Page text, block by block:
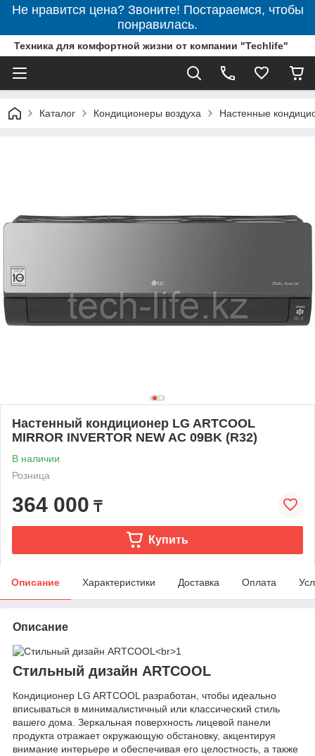
Не нравится цена? Звоните! Постараемся, чтобы
понравилась.
Техника для комфортной жизни от компании "Techlife"
Каталог Кондиционеры воздуха Настенные
Настенный кондиционер LG ARTCOOL
MIRROR INVERTOR NEW AC 09BK (R32)
В наличии
Розница
364 000 ₸
Купить
Описание Характеристики Доставка Оплата
Описание
Стильный дизайн ARTCOOL
Кондиционер LG ARTCOOL разработан, чтобы идеально
вписываться в минималистичный или классический стиль
вашего дома. Зеркальная поверхность лицевой панели
продукта отражает окружающую обстановку, акцентируя
внимание интерьере и обеспечивая его целостность, а также